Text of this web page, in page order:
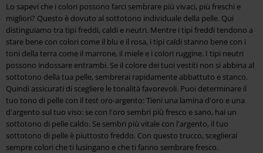
Lo sapevi che i colori possono farci sembrare più vivaci, più freschi e
migliori? Questo è dovuto al sottotono individuale della pelle. Qui
distinguiamo tra tipi freddi, caldi e neutri. Mentre i tipi freddi tendono a
stare bene con colori come il blu e il rosa, i tipi caldi stanno bene con i
toni della terra come il marrone, il miele e i colori ruggine. I tipi neutri
possono indossare entrambi. Se il colore dei tuoi vestiti non si abbina al
sottotono della tua pelle, sembrerai rapidamente abbattuto e stanco.
Quindi assicurati di scegliere le tonalità favorevoli. Puoi determinare il
tuo tono di pelle con il test oro-argento: Tieni una lamina d'oro e una
d'argento sul tuo viso: se con l'oro sembri più fresco e sano, hai un
sottotono di pelle caldo. Se sembri più vitale con l'argento, il tuo
sottotono di pelle è piuttosto freddo. Con questo trucco, sceglierai
sempre colori che ti lusingano e che ti fanno sembrare fresco.